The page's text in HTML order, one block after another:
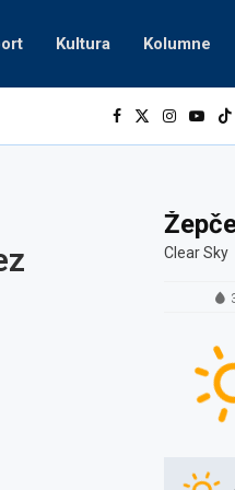
Kultura Kolumne
Clear Sky